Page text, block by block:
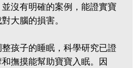
沒有明確的案例，能證實寶
對大腦的損害。
孩子的睡眠，科學研究已證
撫摸能幫助寶寶入眠。因